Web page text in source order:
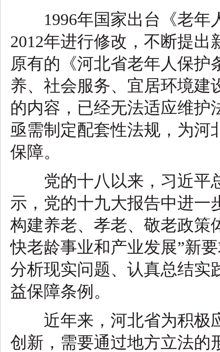
1996年国家出台《老年
2012年进行修改，不断提
原有的《河北省老年人保护
养、社会服务、宜居环境建
的内容，已经无法适应维护
亟需制定配套性法规，为河
保障。
党的十八以来，习近平
示，党的十九大报告中进一
构建养老、孝老、敬老政策
快老龄事业和产业发展”新
分析现实问题、认真总结实
益保障条例。
近年来，河北省为积极
创新，需要通过地方立法的